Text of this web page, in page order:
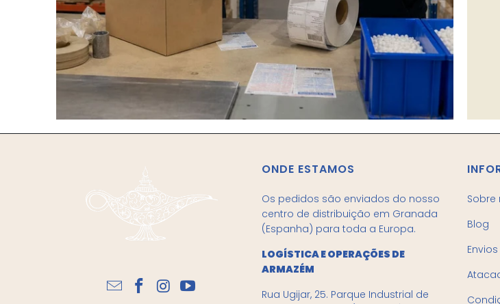
ONDE ESTAMOS
Os pedidos são enviados do nosso
centro de distribuição em Granada
(Espanha) para toda a Europa.
LOGÍSTICA E OPERAÇÕES DE
ARMAZÉM
Rua Ugijar, 25. Parque Industrial de
Sobre
Blog